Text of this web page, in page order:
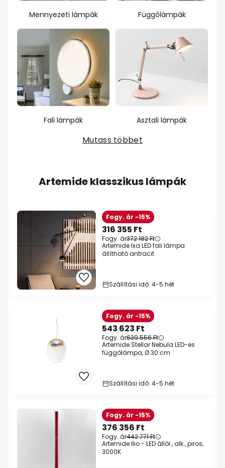
Mennyezeti lámpák Függőlámpák
Fali lámpák Asztali lámpák
Mutass többet
Artemide klasszikus lámpák
316 355 Ft
Fogy. ár372 182 Ft
Fogy. ár -15%
Artemide Ixa LED fali lámpa
állítható antracit
Szállítási idő: 4-5 hét
543 623 Ft
Fogy. ár639 556 Ft
Fogy. ár -15%
Artemide Stellar Nebula LED-es
függőlámpa, Ø 30 cm
Szállítási idő: 4-5 hét
376 356 Ft
Fogy. ár442 771 Ft
Fogy. ár -15%
Artemide Ilio - LED állól., alk., piros,
3000K